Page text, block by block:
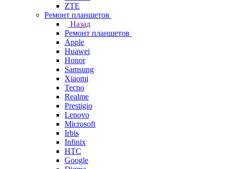
ZTE
Ремонт планшетов
Назад
Ремонт планшетов
Apple
Huawei
Honor
Samsung
Xiaomi
Tecno
Realme
Prestigio
Lenovo
Microsoft
Irbis
Infinix
HTC
Google